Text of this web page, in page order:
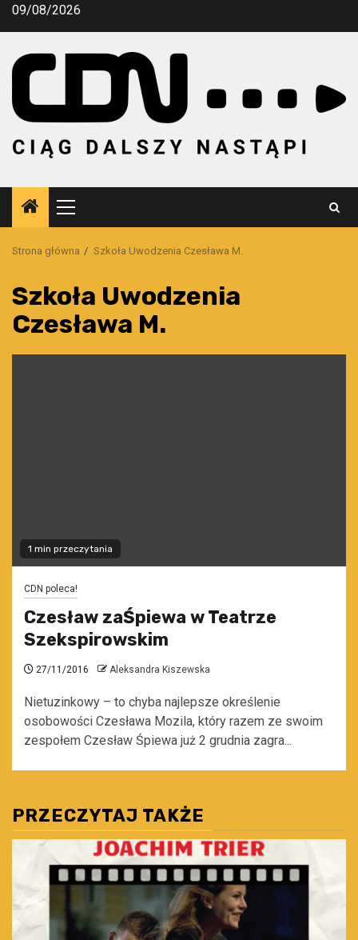
Przejdź
09/08/2026
Menu
główne
Strona główna Szkoła Uwodzenia Czesława M.
Szkoła Uwodzenia
Czesława M.
1 min przeczytania
CDN poleca!
Czesław zaŚpiewa w Teatrze
Szekspirowskim
27/11/2016 Aleksandra Kiszewska
Nietuzinkowy – to chyba najlepsze określenie
osobowości Czesława Mozila, który razem ze swoim
zespołem Czesław Śpiewa już 2 grudnia zagra...
PRZECZYTAJ TAKŻE